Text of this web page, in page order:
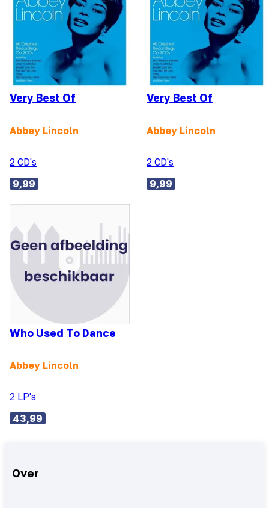
Very Best Of
Abbey Lincoln
2 CD's
9,99
Very Best Of
Abbey Lincoln
2 CD's
9,99
Who Used To Dance
Abbey Lincoln
2 LP's
43,99
Over